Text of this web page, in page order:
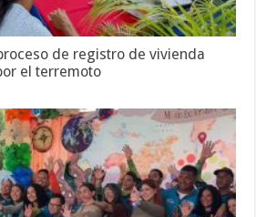
de registro de vivienda
el terremoto